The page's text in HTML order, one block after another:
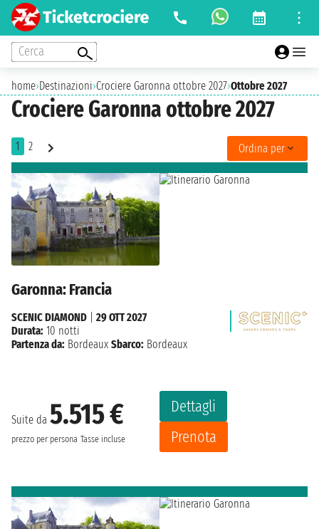
Cerca
home›Destinazioni›Crociere Garonna ottobre 2027›Ottobre 2027
Crociere Garonna ottobre 2027
1 2 Ordina per
Garonna: Francia
Suite da 5.515 €
prezzo per persona Tasse incluse
Dettagli
Prenota
SCENIC DIAMOND
29 OTT 2027
Durata: 10 notti
Partenza da: Bordeaux Sbarco: Bordeaux